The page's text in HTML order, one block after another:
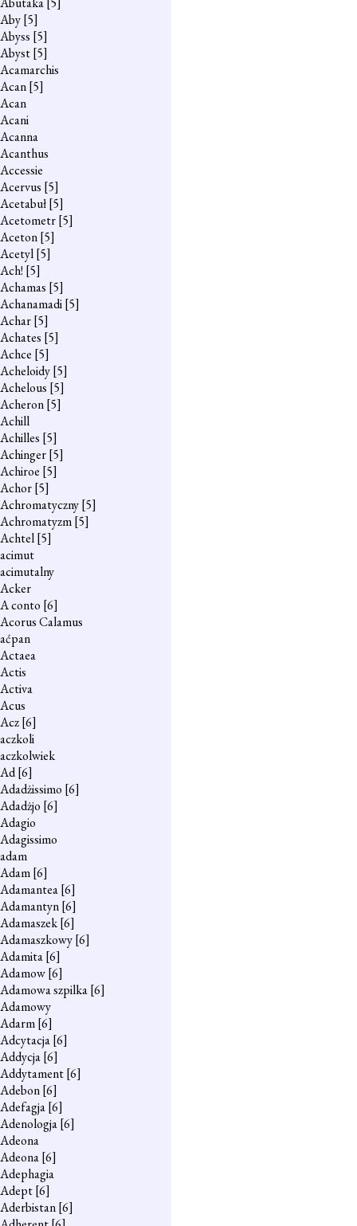
Aby[5]
Abyss [5]
Abyst[5]
Acamarchis
Acan[5]
Acan
Acani
Acanna
Acanthus
Accessie
Acervus [5]
Acetabuł[5]
Acetometr[5]
Aceton[5]
Acetyl[5]
Ach! [5]
Achamas [5]
Achanamadi[5]
Achar[5]
Achates [5]
Achce [5]
Acheloidy[5]
Achelous [5]
Acheron[5]
Achill
Achilles [5]
Achinger[5]
Achiroe [5]
Achor[5]
Achromatyczny[5]
Achromatyzm[5]
Achtel[5]
acimut
acimutalny
Acker
A conto [6]
Acorus Calamus
aćpan
Actaea
Actis
Activa
Acus
Acz[6]
aczkoli
aczkolwiek
Ad[6]
Adadżissimo [6]
Adadżjo [6]
Adagio
Adagissimo
adam
Adam[6]
Adamantea[6]
Adamantyn[6]
Adamaszek[6]
Adamaszkowy[6]
Adamita[6]
Adamow[6]
Adamowa szpilka[6]
Adamowy
Adarm[6]
Adcytacja[6]
Addycja[6]
Addytament[6]
Adebon[6]
Adefagja[6]
Adenologja[6]
Adeona
Adeona[6]
Adephagia
Adept[6]
Aderbistan[6]